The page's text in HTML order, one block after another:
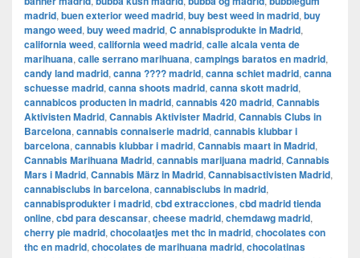
madrid, buen exterior weed madrid, buy best weed in madrid, buy
mango weed, buy weed madrid, C annabisprodukte in Madrid,
california weed, california weed madrid, calle alcala venta de
marihuana, calle serrano marihuana, campings baratos en madrid,
candy land madrid, canna ???? madrid, canna schiet madrid, canna
schuesse madrid, canna shoots madrid, canna skott madrid,
cannabicos producten in madrid, cannabis 420 madrid, Cannabis
Aktivisten Madrid, Cannabis Aktivister Madrid, Cannabis Clubs in
Barcelona, cannabis connaiserie madrid, cannabis klubbar i
barcelona, cannabis klubbar i madrid, Cannabis maart in Madrid,
Cannabis Marihuana Madrid, cannabis marijuana madrid, Cannabis
Mars i Madrid, Cannabis März in Madrid, Cannabisactivisten Madrid,
cannabisclubs in barcelona, cannabisclubs in madrid,
cannabisprodukter i madrid, cbd extracciones, cbd madrid tienda
online, cbd para descansar, cheese madrid, chemdawg madrid,
cherry pie madrid, chocolaatjes met thc in madrid, chocolates con
thc en madrid, chocolates de marihuana madrid, chocolatinas